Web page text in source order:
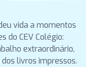
vida a momentos
do CEV Colégio:
extraordinário,
livros impressos.